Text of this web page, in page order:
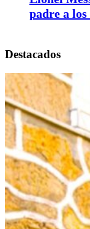
padre a los
Destacados